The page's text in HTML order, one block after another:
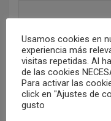
Web
Guarda mi nombre,
Usamos cookies en
experiencia más
visitas repetidas. Al
de las cookies
Para activar las
click en "Ajustes de
gusto